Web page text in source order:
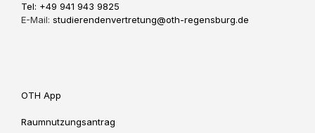
Tel: +49 941 943 9825
E-Mail: studierendenvertretung@oth-regensburg.de
OTH App
Raumnutzungsantrag